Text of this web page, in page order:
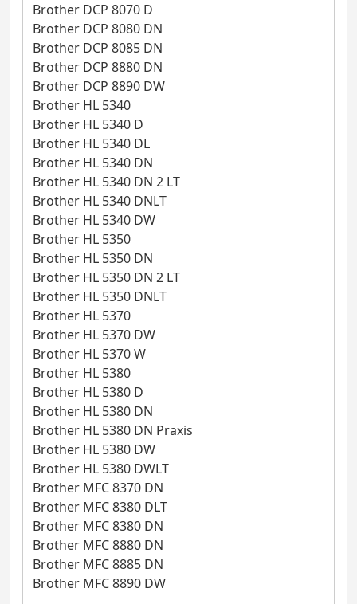
Brother DCP 8070 D
Brother DCP 8080 DN
Brother DCP 8085 DN
Brother DCP 8880 DN
Brother DCP 8890 DW
Brother HL 5340
Brother HL 5340 D
Brother HL 5340 DL
Brother HL 5340 DN
Brother HL 5340 DN 2 LT
Brother HL 5340 DNLT
Brother HL 5340 DW
Brother HL 5350
Brother HL 5350 DN
Brother HL 5350 DN 2 LT
Brother HL 5350 DNLT
Brother HL 5370
Brother HL 5370 DW
Brother HL 5370 W
Brother HL 5380
Brother HL 5380 D
Brother HL 5380 DN
Brother HL 5380 DN Praxis
Brother HL 5380 DW
Brother HL 5380 DWLT
Brother MFC 8370 DN
Brother MFC 8380 DLT
Brother MFC 8380 DN
Brother MFC 8880 DN
Brother MFC 8885 DN
Brother MFC 8890 DW